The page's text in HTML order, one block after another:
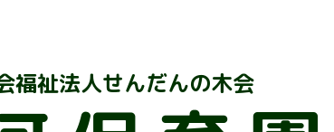
福祉法人せんだんの木会